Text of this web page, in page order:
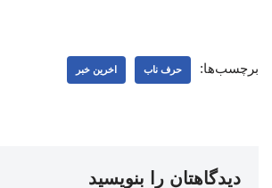
برچسب‌ها: حرف ناب اخرین خبر
دیدگاهتان را بنویسید